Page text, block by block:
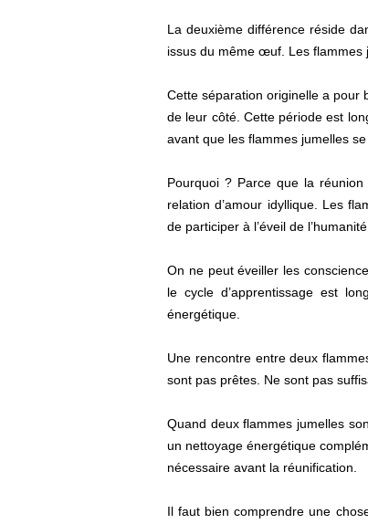
La deuxième différence réside
issus du même œuf. Les flammes
Cette séparation originelle a pour
de leur côté. Cette période est
avant que les flammes jumelles se
Pourquoi ? Parce que la
relation d’amour idyllique. Les
de participer à l’éveil de
On ne peut éveiller les
le cycle d’apprentissage est
énergétique.
Une rencontre entre deux
sont pas prêtes. Ne sont pas
Quand deux flammes jumelles
un nettoyage énergétique
nécessaire avant la réunification.
Il faut bien comprendre une